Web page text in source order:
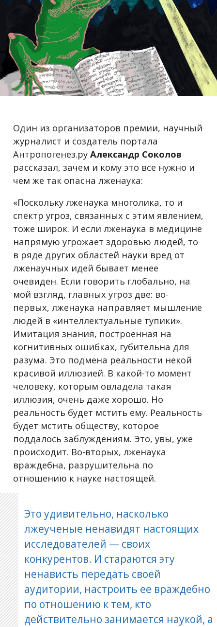
Один из организаторов премии, научный
журналист и создатель портала
Антропогенез.руАлександр Соколов
рассказал, зачем и кому это все нужно и
чем же так опасна лженаука:
«Поскольку лженаука многолика, то и
спектр угроз, связанных с этим явлением,
тоже широк. И если лженаука в медицине
напрямую угрожает здоровью людей, то
в ряде других областей науки вред от
лженаучных идей бывает менее
очевиден. Если говорить глобально, на
мой взгляд, главных угроз две: во-
первых, лженаука направляет мышление
людей в «интеллектуальные тупики».
Имитация знания, построенная на
когнитивных ошибках, губительна для
разума. Это подмена реальности некой
красивой иллюзией. В какой-то момент
человеку, которым овладела такая
иллюзия, очень даже хорошо. Но
реальность будет мстить ему. Реальность
будет мстить обществу, которое
поддалось заблуждениям. Это, увы, уже
происходит. Во-вторых, лженаука
враждебна, разрушительна по
отношению к науке настоящей.
Это удивительно, насколько
лжеученые ненавидят настоящих
исследователей — своих
конкурентов. И стараются эту
ненависть передать своей
аудитории, настроить ее враждебно
по отношению к тем, кто
действительно занимается наукой, а